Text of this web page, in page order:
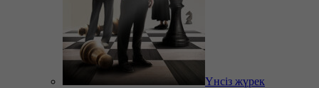
Үнсіз жүрек